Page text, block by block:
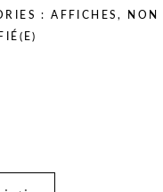
:AFFICHES,
NON